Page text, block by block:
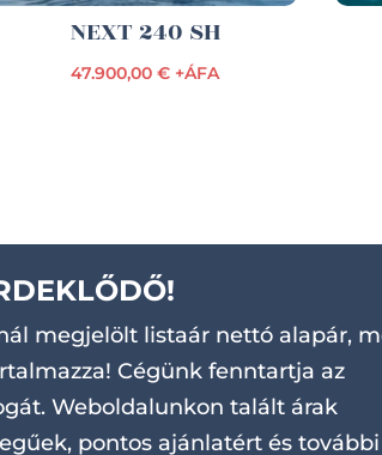
NEXT 240 SH
47.900,00 € +ÁFA
megjelölt listaár nettó alapár,
Cégünk fenntartja az
Weboldalunkon talált árak
pontos ajánlatért és további